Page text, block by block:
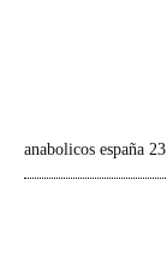
anabolicos españa 23